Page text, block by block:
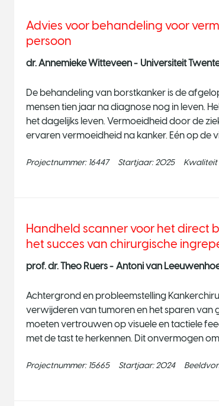
Advies voor behandeling voor
persoon
dr. Annemieke Witteveen - Universiteit
De behandeling van borstkanker is de
mensen tien jaar na diagnose nog in leven.
het dagelijks leven. Vermoeidheid door de
ervaren vermoeidheid na kanker. Eén op de
Projectnummer: 16447 Startjaar:2025
Handheld scanner voor het direct
het succes van chirurgische
prof. dr. Theo Ruers - Antoni van
Achtergrond en probleemstelling
verwijderen van tumoren en het sparen van
moeten vertrouwen op visuele en tactiele
met de tast te herkennen. Dit onvermogen
Projectnummer: 15665 Startjaar:2024